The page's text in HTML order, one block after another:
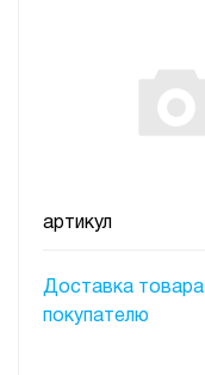
Доставка товара
покупателю
артикул